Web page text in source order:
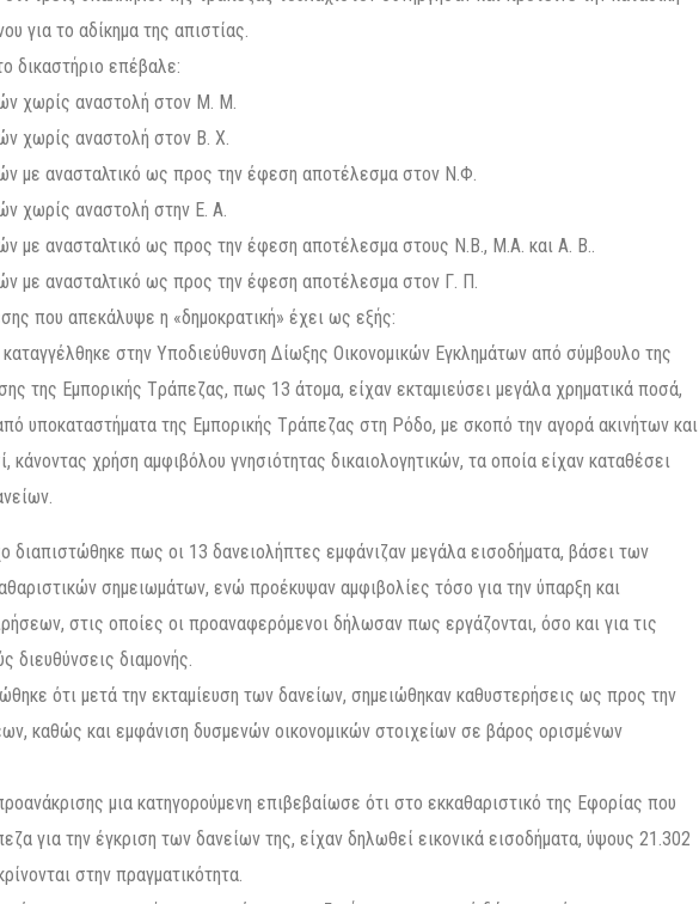
για το αδίκημα της απιστίας.
δικαστήριο επέβαλε:
χωρίς αναστολή στον Μ. Μ.
χωρίς αναστολή στον Β. Χ.
με ανασταλτικό ως προς την έφεση αποτέλεσμα στον Ν.Φ.
χωρίς αναστολή στην Ε. Α.
με ανασταλτικό ως προς την έφεση αποτέλεσμα στους Ν.Β., Μ.Α. και Α. Β..
με ανασταλτικό ως προς την έφεση αποτέλεσμα στον Γ. Π.
που απεκάλυψε η «δημοκρατική» έχει ως εξής:
στην Υποδιεύθυνση Δίωξης Οικονομικών Εγκλημάτων από σύμβουλο της
της Eμπορικής Tράπεζας, πως 13 άτομα, είχαν εκταμιεύσει μεγάλα χρηματικά ποσά,
υποκαταστήματα της Eμπορικής Tράπεζας στη Pόδο, με σκοπό την αγορά ακινήτων και
κάνοντας χρήση αμφιβόλου γνησιότητας δικαιολογητικών, τα οποία είχαν καταθέσει
διαπιστώθηκε πως οι 13 δανειολήπτες εμφάνιζαν μεγάλα εισοδήματα, βάσει των
σημειωμάτων, ενώ προέκυψαν αμφιβολίες τόσο για την ύπαρξη και
στις οποίες οι προαναφερόμενοι δήλωσαν πως εργάζονται, όσο και για τις
διευθύνσεις διαμονής.
ότι μετά την εκταμίευση των δανείων, σημειώθηκαν καθυστερήσεις ως προς την
καθώς και εμφάνιση δυσμενών οικονομικών στοιχείων σε βάρος ορισμένων
μια κατηγορούμενη επιβεβαίωσε ότι στο εκκαθαριστικό της Εφορίας που
για την έγκριση των δανείων της, είχαν δηλωθεί εικονικά εισοδήματα, ύψους 21.302
στην πραγματικότητα.